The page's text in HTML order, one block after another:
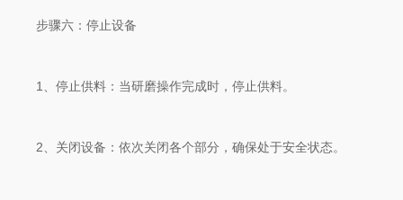
步骤六：停止设备
1、停止供料：当研磨操作完成时，停止供料。
2、关闭设备：依次关闭各个部分，确保处于安全状态。